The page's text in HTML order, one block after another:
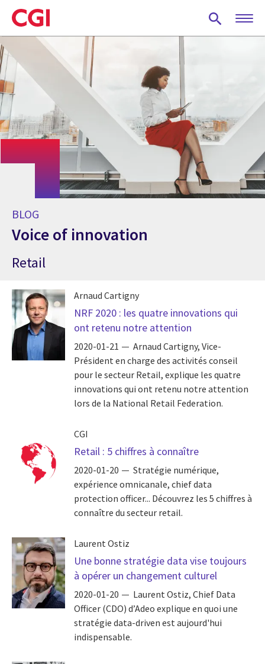
Skip
to
main
BLOG
Voice of innovation
Retail
Arnaud Cartigny
NRF 2020 : les quatre innovations qui
ont retenu notre attention
2020-01-21
Arnaud Cartigny, Vice-
Président en charge des activités conseil
pour le secteur Retail, explique les quatre
innovations qui ont retenu notre attention
lors de la National Retail Federation.
CGI
Retail : 5 chiffres à connaître
2020-01-20
Stratégie numérique,
expérience omnicanale, chief data
protection officer... Découvrez les 5 chiffres à
connaître du secteur retail.
Laurent Ostiz
Une bonne stratégie data vise toujours
à opérer un changement culturel
2020-01-20
Laurent Ostiz, Chief Data
Officer (CDO) d’Adeo explique en quoi une
stratégie data-driven est aujourd'hui
indispensable.